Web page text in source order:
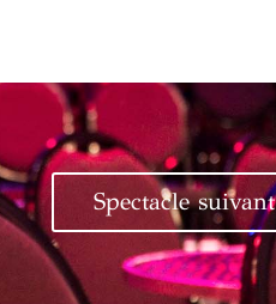
Spectacle suivant